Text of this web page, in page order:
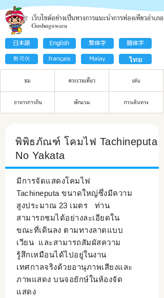
พิพิธภัณฑ์ โคมไฟ Tachineputa
No Yakata
มีการจัดแสดงโคมไฟ
Tachineputa ขนาดใหญ่ซึ่งมีความ
สูงประมาณ 23 เมตร ท่าน
สามารถชมได้อย่างละเอียดใน
ขณะที่เดินลง ตามทางลาดแบบ
เวียน และสามารถสัมผัสความ
รู้สึกเหมือนได้ไปอยู่ในงาน
เทศกาลจริงด้วยอานุภาพเสียงและ
ภาพแสดง บนจอยักษ์ในห้องจัด
แสดง